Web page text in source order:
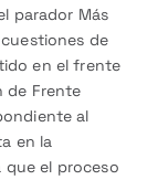
parador Más
de
en el frente
de Frente
al
en la
el proceso